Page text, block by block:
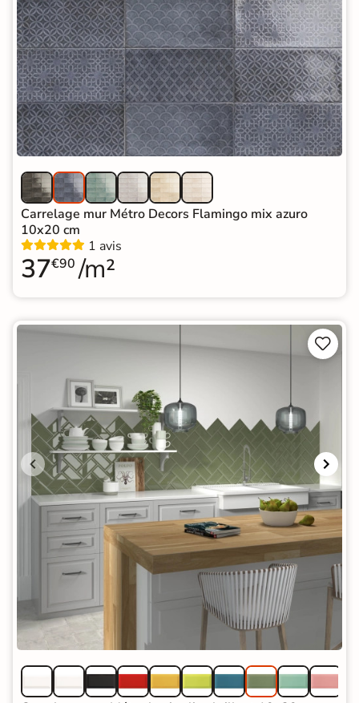
Carrelage mur Métro Decors Flamingo mix azuro
10x20 cm
1 avis
37€90 /m²

